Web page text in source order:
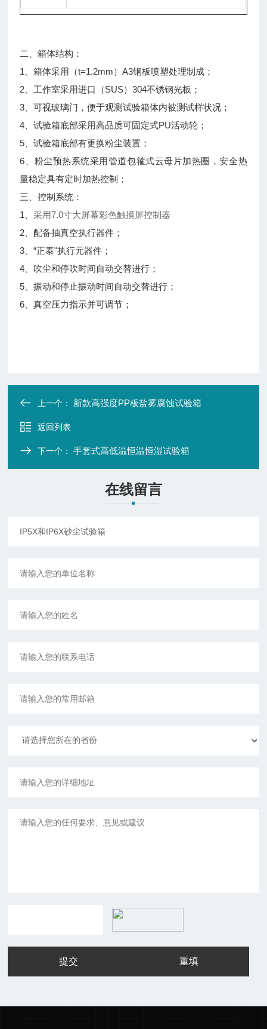
二、箱体结构：
1、箱体采用（t=1.2mm）A3钢板喷塑处理制成；
2、工作室采用进口（SUS）304不锈钢光板；
3、可视玻璃门，便于观测试验箱体内被测试样状况；
4、试验箱底部采用高品质可固定式PU活动轮；
5、试验箱底部有更换粉尘装置；
6、粉尘预热系统采用管道包箍式云母片加热圈，安全热
量稳定具有定时加热控制；
三、控制系统：
1、采用7.0寸大屏幕彩色触摸屏控制器
2、配备抽真空执行器件；
3、“正泰"执行元器件；
4、吹尘和停吹时间自动交替进行；
5、振动和停止振动时间自动交替进行；
6、真空压力指示并可调节；
上一个： 新款高强度PP板盐雾腐蚀试验箱
返回列表
下一个：手套式高低温恒温恒湿试验箱
在线留言